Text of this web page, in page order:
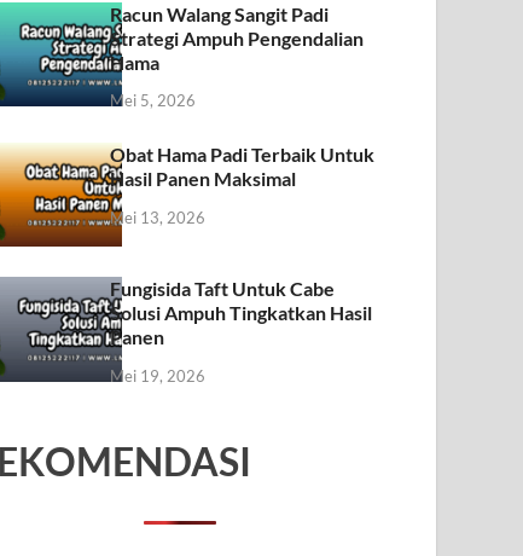
Racun Walang Sangit Padi
Strategi Ampuh Pengendalian
Hama
Mei 5, 2026
Obat Hama Padi Terbaik Untuk
Hasil Panen Maksimal
Mei 13, 2026
Fungisida Taft Untuk Cabe
Solusi Ampuh Tingkatkan Hasil
Panen
Mei 19, 2026